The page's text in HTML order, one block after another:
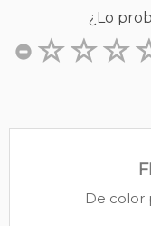
¿Lo
De color